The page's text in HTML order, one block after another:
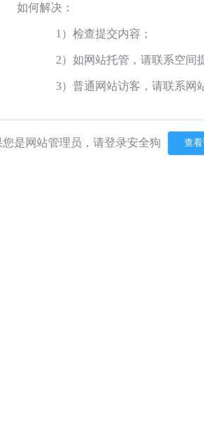
如何解决：
1）检查提交内容；
2）如网站托管，请联系空间
3）普通网站访客，请联系网
您是网站管理员，请登录安全狗